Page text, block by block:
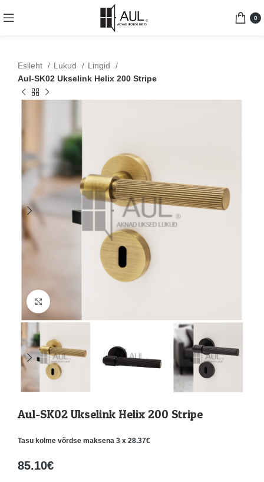
0
Esileht Lukud
Lingid
Aul-SK02 Ukselink Helix 200 Stripe
Aul-SK02 Ukselink Helix 200 Stripe
Tasu kolme võrdse maksena 3 x 28.37€
85.10€